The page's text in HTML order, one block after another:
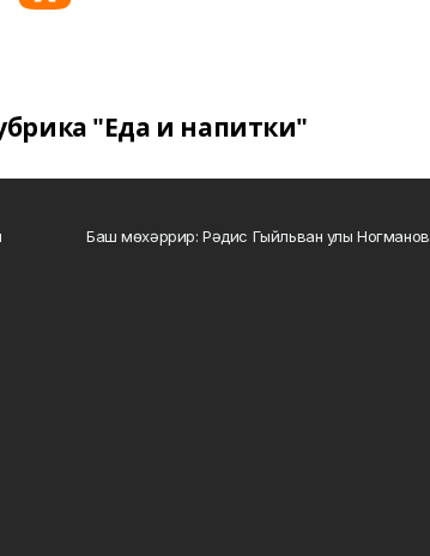
"Еда и напитки"
Баш мөхәррир: Рәдис Гыйльван улы Ногманов